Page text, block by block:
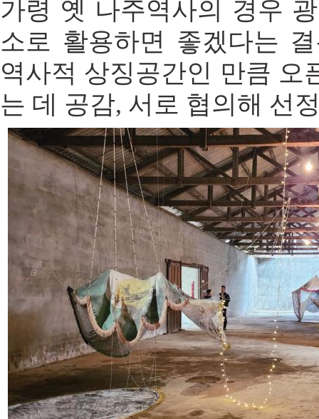
가령 옛 나주역사의 경우
소로 활용하면 좋겠다는
역사적 상징공간인 만큼 오
는 데 공감, 서로 협의해 선